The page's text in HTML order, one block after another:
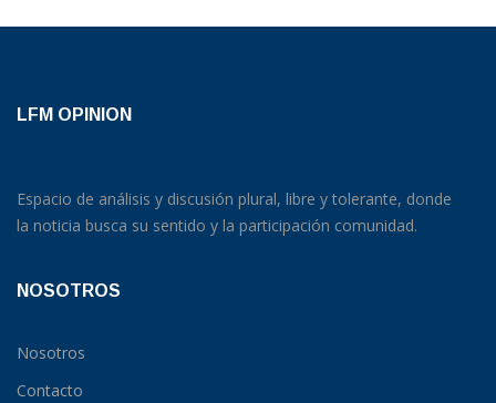
LFM OPINION
Espacio de análisis y discusión plural, libre y tolerante, donde
la noticia busca su sentido y la participación comunidad.
NOSOTROS
Nosotros
Contacto